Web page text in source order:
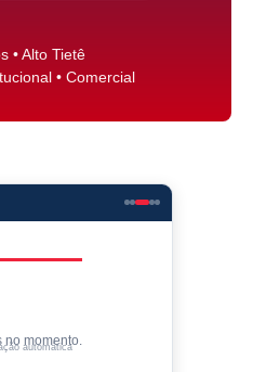
• Alto Tietê
• Comercial
no momento.
automática